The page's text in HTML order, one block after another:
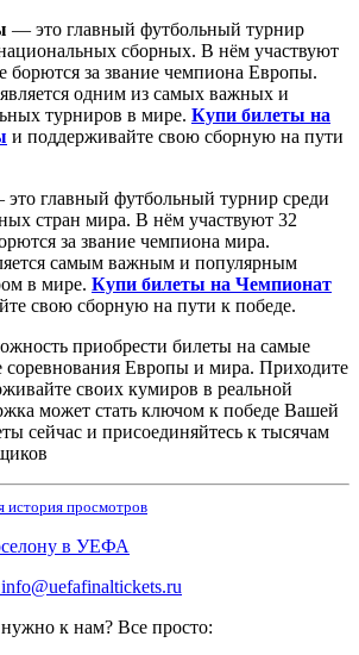
— это главный футбольный турнир
сборных. В нём участвуют
борются за звание чемпиона Европы.
одним из самых важных и
турниров в мире. Купи билеты на
и поддерживайте свою сборную на пути
главный футбольный турнир среди
стран мира. В нём участвуют 32
за звание чемпиона мира.
самым важным и популярным
в мире. Купи билеты на Чемпионат
свою сборную на пути к победе.
приобрести билеты на самые
Европы и мира. Приходите
своих кумиров в реальной
может стать ключом к победе Вашей
сейчас и присоединяйтесь к тысячам
история просмотров
в УЕФА
info@uefafinaltickets.ru
к нам? Все просто: